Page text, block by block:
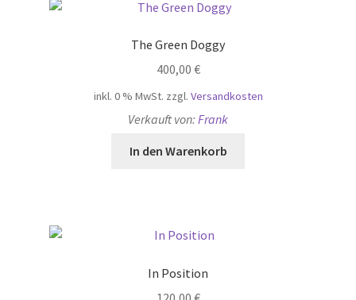
The Green Doggy
400,00 €
inkl. 0 % MwSt. zzgl. Versandkosten
Verkauft von: Frank
In den Warenkorb
In Position